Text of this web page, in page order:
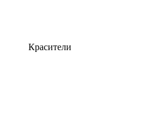
Красители